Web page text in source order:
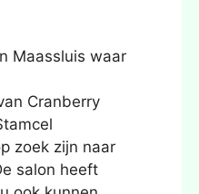
Maassluis waar
Cranberry
zoek zijn naar
salon heeft